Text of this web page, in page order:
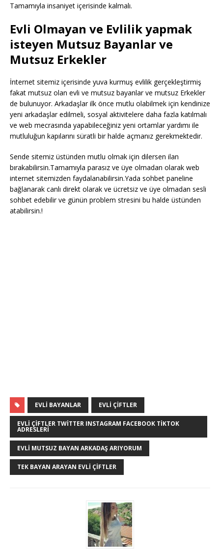
Tamamıyla insaniyet içerisinde kalmalı.
Evli Olmayan ve Evlilik yapmak
isteyen Mutsuz Bayanlar ve
Mutsuz Erkekler
İnternet sitemiz içerisinde yuva kurmuş evlilik gerçekleştirmiş
fakat mutsuz olan evli ve mutsuz bayanlar ve mutsuz Erkekler
de bulunuyor. Arkadaşlar ilk önce mutlu olabilmek için kendinize
yeni arkadaşlar edilmeli, sosyal aktivitelere daha fazla katılmalı
ve web mecrasında yapabileceğiniz yeni ortamlar yardımı ile
mutluluğun kapılarını süratli bir halde açmanız gerekmektedir.
Sende sitemiz üstünden mutlu olmak için dilersen ilan
bırakabilirsin.Tamamıyla parasız ve üye olmadan olarak web
internet sitemizden faydalanabilirsin.Yada sohbet paneline
bağlanarak canlı direkt olarak ve ücretsiz ve üye olmadan sesli
sohbet edebilir ve günün problem stresini bu halde üstünden
atabilirsin.!
EVLI BAYANLAR EVLI ÇIFTLER
EVLI ÇIFTLER TWITTER INSTAGRAM FACEBOOK TIKTOK
ADRESLERI
EVLI MUTSUZ BAYAN ARKADAŞ ARIYORUM
TEK BAYAN ARAYAN EVLI ÇIFTLER